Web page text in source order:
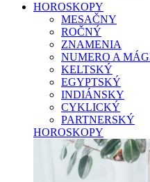
HOROSKOPY
MESAČNY
ROČNÝ
ZNAMENIA
NUMERO A
KELTSKÝ
EGYPTSKÝ
INDIÁNSKY
CYKLICKÝ
PARTNERSKÝ
HOROSKOPY